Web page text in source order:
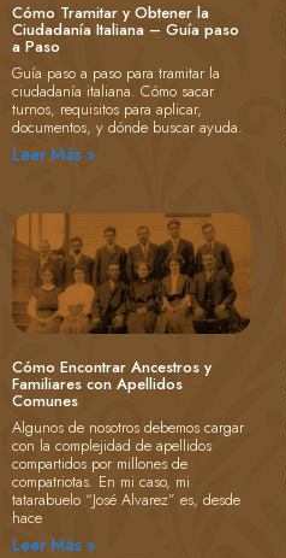
Cómo Tramitar y Obtener la
Ciudadanía Italiana – Guía paso
a Paso
Guía paso a paso para tramitar la
ciudadanía italiana. Cómo sacar
turnos, requisitos para aplicar,
documentos, y dónde buscar ayuda.
Leer Más »
Cómo Encontrar Ancestros y
Familiares con Apellidos
Comunes
Algunos de nosotros debemos cargar
con la complejidad de apellidos
compartidos por millones de
compatriotas. En mi caso, mi
tatarabuelo “José Alvarez” es, desde
hace
Leer Más »